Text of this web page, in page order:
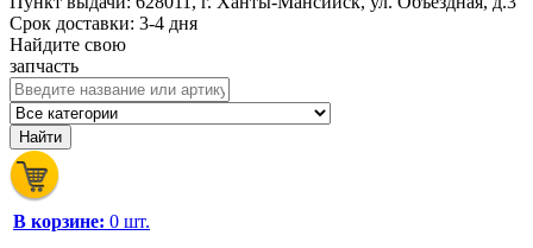
Срок доставки: 3-4 дня
Найдите свою
запчасть
В корзине: 0 шт.